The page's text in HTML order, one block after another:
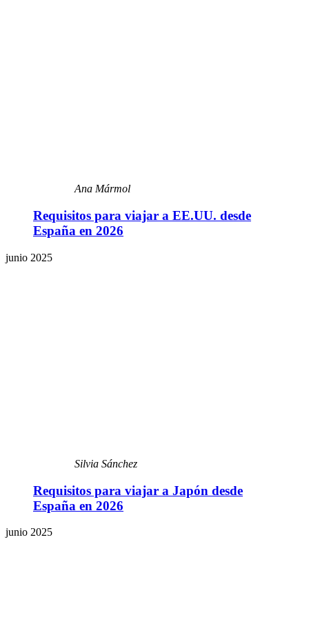
Ana Mármol
Requisitos para viajar a EE.UU. desde
España en 2026
junio 2025
Silvia Sánchez
Requisitos para viajar a Japón desde
España en 2026
junio 2025